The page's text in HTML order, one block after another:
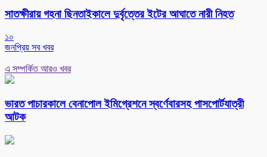
সাতক্ষীরায় গহনা ছিনতাইকালে দুর্বৃত্তের ইটের আঘাতে নারী নিহত
১০
জনপ্রিয় সব খবর
এ সম্পর্কিত আরও খবর
ভারত পাচারকালে বেনাপোল ইমিগ্রেশনে স্বর্ণেবারসহ পাসপোর্টযাত্রী
আটক